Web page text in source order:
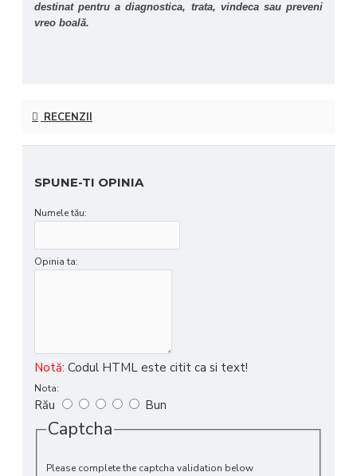
destinat pentru a diagnostica, trata, vindeca sau preveni
vreo boală.
RECENZII
SPUNE-TI OPINIA
Numele tău:
Opinia ta:
Notă: Codul HTML este citit ca si text!
Nota:
Rău Bun
Captcha
Please complete the captcha validation below